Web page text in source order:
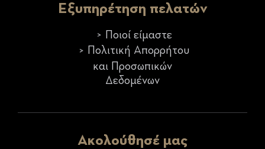
Εξυπηρέτηση πελατών
Ποιοί είμαστε
Πολιτική Απορρήτου
και Προσωπικών
Δεδομένων
Ακολούθησέ μας